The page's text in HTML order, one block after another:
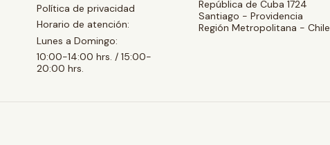
Política de privacidad
Horario de atención:
Lunes a Domingo:
10:00-14:00 hrs. / 15:00-
20:00 hrs.
República de Cuba 1724
Santiago - Providencia
Región Metropolitana - Chile